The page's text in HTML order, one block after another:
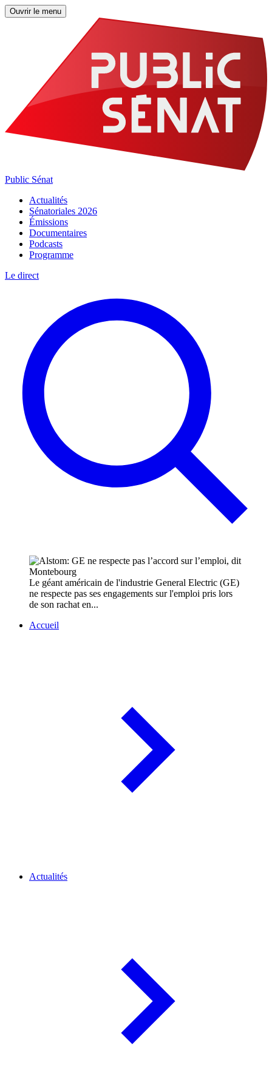
Ouvrir le menu
Public Sénat
Actualités
Sénatoriales 2026
Émissions
Documentaires
Podcasts
Programme
Le direct
Le géant américain de l'industrie General Electric (GE)
ne respecte pas ses engagements sur l'emploi pris lors
de son rachat en...
Accueil
Actualités